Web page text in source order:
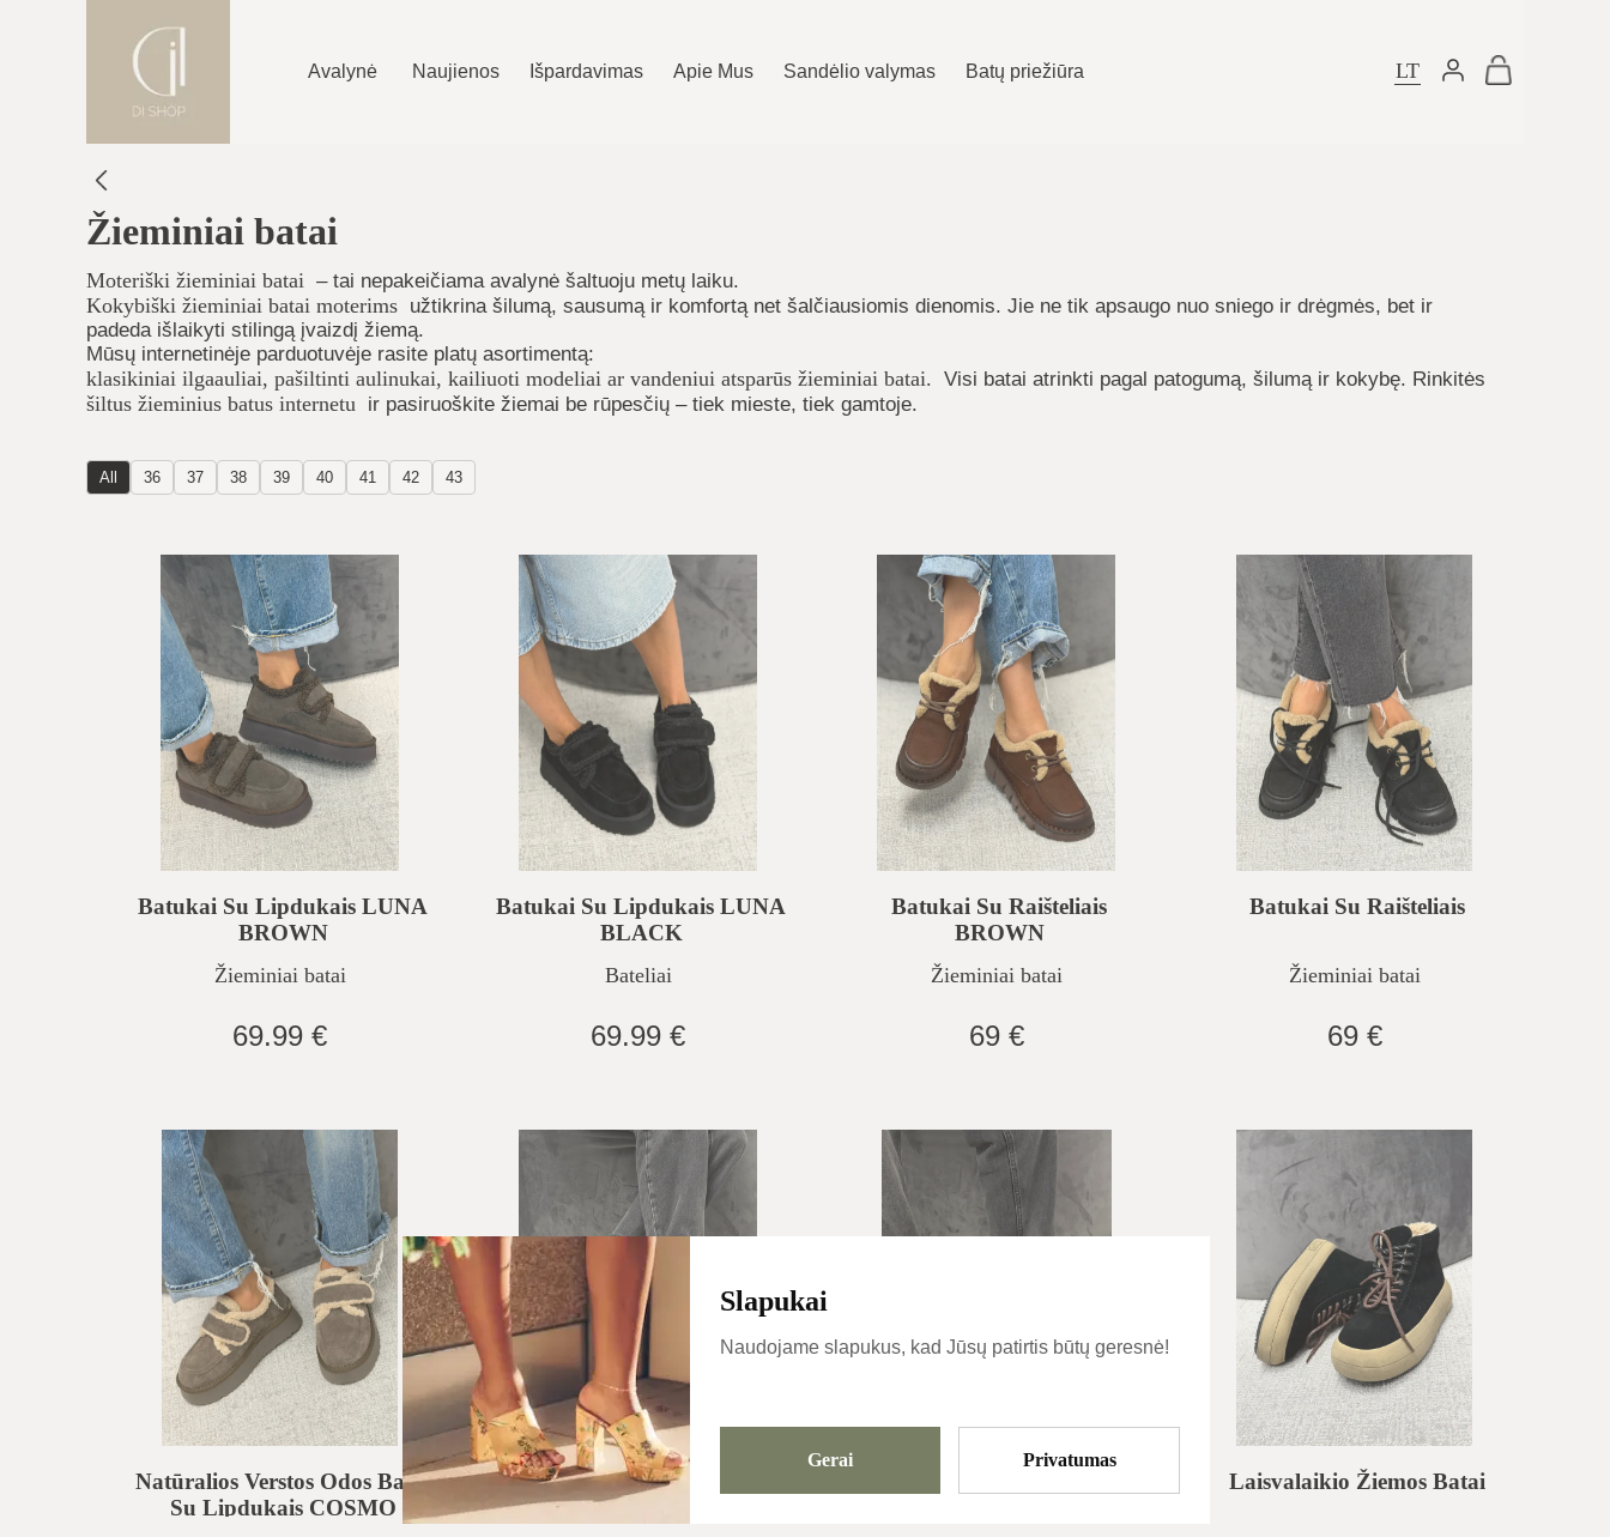
Slapukai
Naudojame slapukus, kad Jūsų patirtis būtų geresnė!
Gerai Privatumas
Avalynė Naujienos Išpardavimas Apie Mus Sandėlio valymas Batų priežiūra LT
Žieminiai batai
Moteriški žieminiai batai – tai nepakeičiama avalynė šaltuoju metų laiku.
All 36 37 38 39 40 41 42 43
Batukai Su Lipdukais LUNA
BROWN
Žieminiai batai
69.99 €
Batukai Su Lipdukais LUNA
BLACK
Bateliai
69.99 €
Batukai Su Raišteliais
BROWN
Žieminiai batai
69 €
Batukai Su Raišteliais
Žieminiai batai
69 €
Natūralios Verstos Odos Batai
Su Lipdukais COSMO
Natūralios Odos Nubuko Aliv
Laisvalaikio Aulinukai
Laisvalaikio Žiemos Batai
Kokybiški žieminiai batai moterims užtikrina šilumą, sausumą ir komfortą net šalčiausiomis dienomis. Jie ne tik apsaugo nuo sniego ir drėgmės, bet ir
padeda išlaikyti stilingą įvaizdį žiemą.
Mūsų internetinėje parduotuvėje rasite platų asortimentą:
klasikiniai ilgaauliai, pašiltinti aulinukai, kailiuoti modeliai ar vandeniui atsparūs žieminiai batai. Visi batai atrinkti pagal patogumą, šilumą ir kokybę. Rinkitės
šiltus žieminius batus internetu ir pasiruoškite žiemai be rūpesčių – tiek mieste, tiek gamtoje.